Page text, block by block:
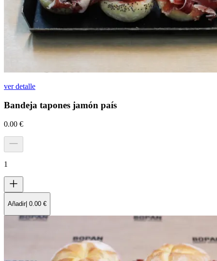
ver detalle
Bandeja tapones jamón país
0.00 €
1
Añadir| 0.00 €